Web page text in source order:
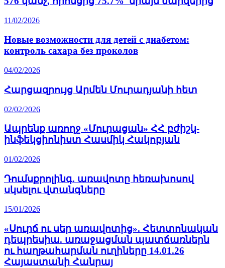
11/02/2026
Новые возможности для детей с диабетом:
контроль сахара без проколов
04/02/2026
Հարցազրույց Արմեն Մուրադյանի հետ
02/02/2026
Ապրենք առողջ «Մուրացան» ՀՀ բժիշկ-
ինֆեկցիոնիստ Հասմիկ Հակոբյան
01/02/2026
Դումսքրոլինգ. առավոտը հեռախոսով
սկսելու վտանգները
15/01/2026
«Սուրճ ու սեր առավոտից». Հետտոնական
դեպրեսիա. առաջացման պատճառներն
ու հաղթահարման ուղիները 14.01.26
Հայաստանի Հանրայ